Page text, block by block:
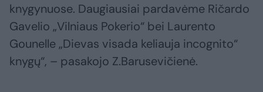
knygynuose. Daugiausiai pardavėme Ričardo
Gavelio „Vilniaus Pokerio“ bei Laurento
Gounelle „Dievas visada keliauja incognito“
knygų“, – pasakojo Z.Barusevičienė.